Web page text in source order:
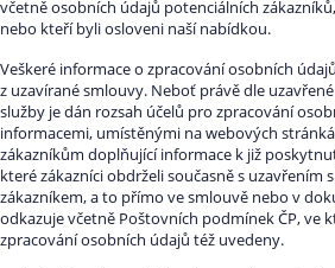
včetně osobních údajů potenciálních
nebo kteří byli osloveni naší nabídkou.
Veškeré informace o zpracování osobních
z uzavírané smlouvy. Neboť právě dle
služby je dán rozsah účelů pro zpracování
informacemi, umístěnými na webových
zákazníkům doplňující informace k již
které zákazníci obdrželi současně s uzavřením
zákazníkem, a to přímo ve smlouvě nebo v
odkazuje včetně Poštovních podmínek ČP, ve
zpracování osobních údajů též uvedeny.